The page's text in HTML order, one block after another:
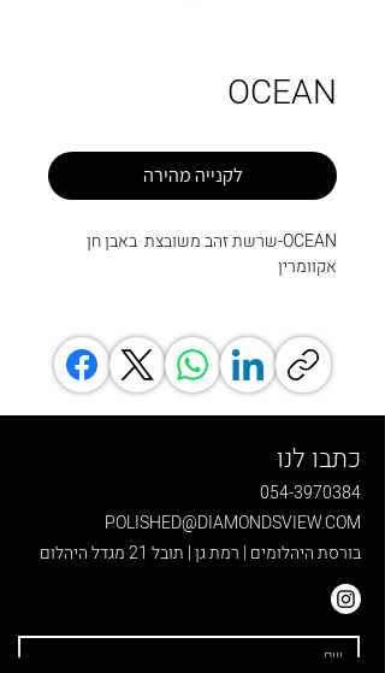
OCEAN
לקנייה מהירה
OCEAN-שרשת זהב משובצת באבן חן
אקוומרין
כתבו לנו
054-3970384
POLISHED@DIAMONDSVIEW.COM
בורסת היהלומים | רמת גן | תובל 21 מגדל היהלום